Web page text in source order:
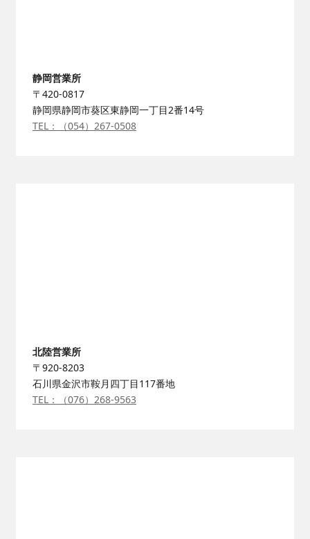
静岡営業所
〒420-0817
静岡県静岡市葵区東静岡一丁目2番14号
TEL：（054）267-0508
北陸営業所
〒920-8203
石川県金沢市鞍月四丁目117番地
TEL：（076）268-9563